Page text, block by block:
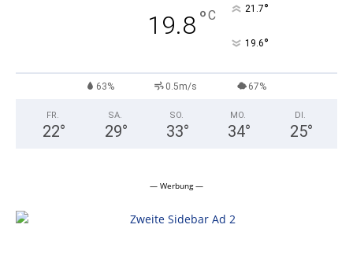
19.8°C 21.7°
19.6°
63% 0.5m/s 67%
FR.
22°
SA.
29°
SO.
33°
MO.
34°
DI.
25°
— Werbung —